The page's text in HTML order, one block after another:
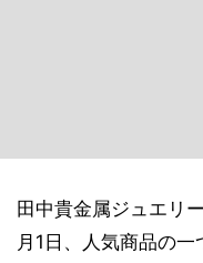
田中貴金属ジュエリ
月1日、人気商品の